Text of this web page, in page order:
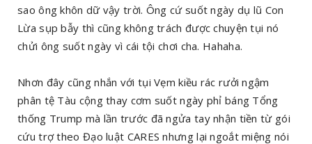
sao ông khôn dữ vậy trời. Ông cứ suốt ngày dụ lũ Con
Lừa sụp bẫy thì cũng không trách được chuyện tụi nó
chửi ông suốt ngày vì cái tội chơi cha. Hahaha.
Nhơn đây cũng nhắn với tụi Vẹm kiều rác rưởi ngậm
phân tệ Tàu cộng thay cơm suốt ngày phỉ báng Tổng
thống Trump mà lần trước đã ngửa tay nhận tiền từ gói
cứu trợ theo Đạo luật CARES nhưng lại ngoắt miệng nói